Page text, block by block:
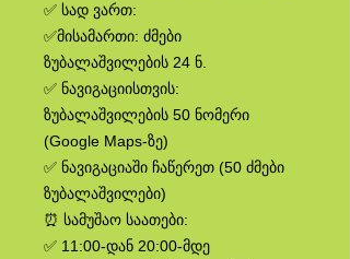
✅ სად ვართ:
✅მისამართი: ძმები
ზუბალაშვილების 24 ნ.
✅ ნავიგაციისთვის:
ზუბალაშვილების 50 ნომერი
(Google Maps-ზე)
✅ ნავიგაციაში ჩაწერეთ (50 ძმები
ზუბალაშვილები)
⏰ სამუშაო საათები:
✅ 11:00-დან 20:00-მდე